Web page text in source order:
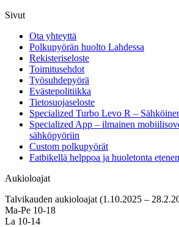
Sivut
Ota yhteyttä
Polkupyörän huolto Lahdessa
Rekisteriseloste
Toimitusehdot
Työsuhdepyörä
Evästepolitiikka
Tietosuojaseloste
Specialized Turbo Levo R –
Specialized App – ilmainen
sähköpyöriin
Custom polkupyörät
Fatbikellä helppoa ja huoletonta
Aukioloajat
Talvikauden aukioloajat (1.10.2025 –
Ma-Pe 10-18
La 10-14